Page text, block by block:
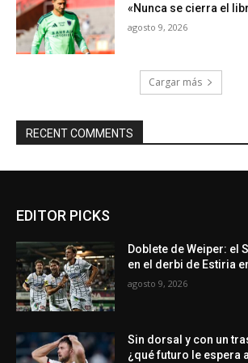
«Nunca se cierra el
agosto 9, 2026
Cargar más
RECENT COMMENTS
EDITOR PICKS
Doblete de Weiper: el
en el derbi de Estiria
agosto 9, 2026
Sin dorsal y con un
¿qué futuro le espera